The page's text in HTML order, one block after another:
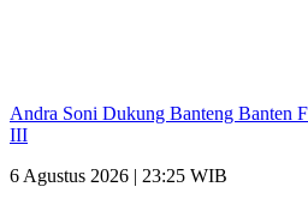
Andra Soni Dukung Banteng Banten
III
6 Agustus 2026 | 23:25 WIB